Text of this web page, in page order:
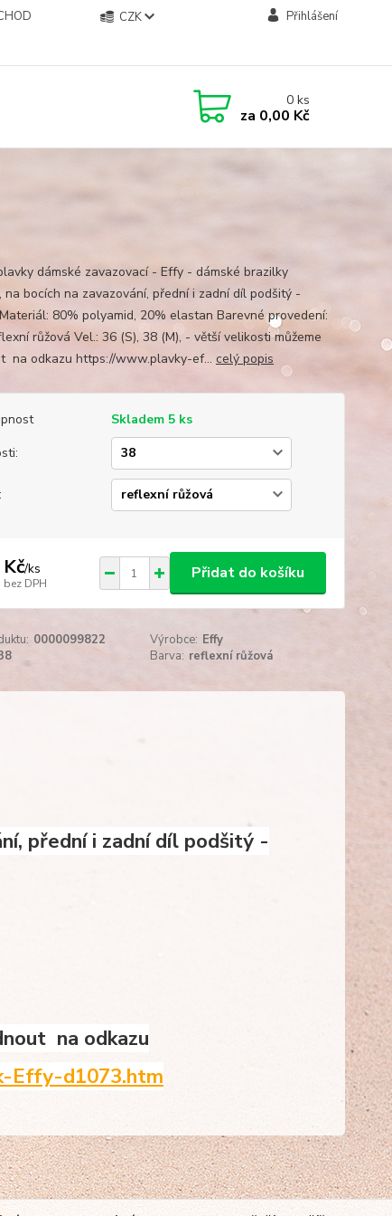
CZK Přihlášení
0ks
za 0,00 Kč
dámské zavazovací - Effy - dámské brazilky
na bocích na zavazování, přední i zadní díl podšitý -
80% polyamid, 20% elastan Barevné provedení:
růžová Vel.: 36 (S), 38 (M), - větší velikosti můžeme
na odkazu https://www.plavky-ef... celý popis
Skladem 5 ks
/ks
bez DPH
Přidat do košíku
0000099822 Výrobce: Effy
Barva: reflexní růžová
přední i zadní díl podšitý -
na odkazu
Effy-d1073.htm